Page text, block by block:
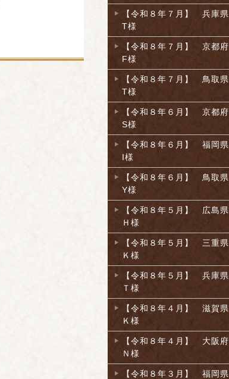
【令和８年７月】 兵庫県
T様
【令和８年７月】 京都府
F様
【令和８年７月】 鳥取県
T様
【令和８年６月】 京都府
S様
【令和８年６月】 福岡県
I様
【令和８年６月】 鳥取県
Y様
【令和８年５月】 広島県
Ｈ様
【令和８年５月】 三重県
Ｋ様
【令和８年５月】 兵庫県
Ｔ様
【令和８年４月】 滋賀県
Ｋ様
【令和８年４月】 大阪府
Ｎ様
【令和８年３月】 福岡県